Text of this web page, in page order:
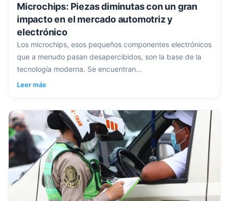
Microchips: Piezas diminutas con un gran
impacto en el mercado automotriz y
electrónico
Los microchips, esos pequeños componentes electrónicos
que a menudo pasan desapercibidos, son la base de la
tecnología moderna. Se encuentran...
Leer más